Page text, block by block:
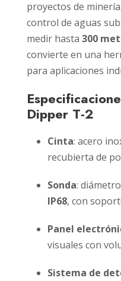
proyectos de
control de aguas
medir hasta 300
convierte en una
para aplicaciones
Dipper T-2
Cinta: acero
recubierta de
Sonda:
IP68, con
Panel
visuales con
Sistema de